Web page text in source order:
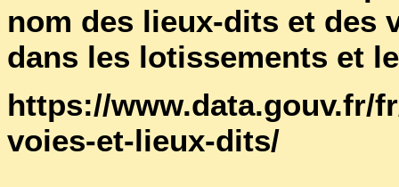
nom des lieux-dits et des
dans les lotissements et
https://www.data.gouv.fr/
voies-et-lieux-dits/